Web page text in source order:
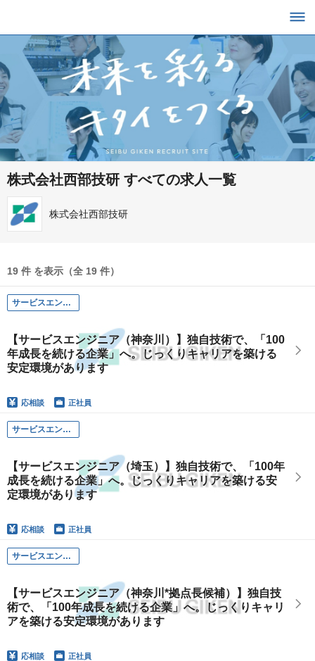
株式会社西部技研 すべての求人一覧
株式会社西部技研
19 件 を表示（全 19 件）
サービスエンジニア（神奈川）
【サービスエンジニア（神奈川）】独自技術で、「100
年成長を続ける企業」へ。じっくりキャリアを築ける
安定環境があります
応相談 正社員
サービスエンジニア（埼玉）
【サービスエンジニア（埼玉）】独自技術で、「100年
成長を続ける企業」へ。じっくりキャリアを築ける安
定環境があります
応相談 正社員
サービスエンジニア（神奈川*拠点長候補）
【サービスエンジニア（神奈川*拠点長候補）】独自技
術で、「100年成長を続ける企業」へ。じっくりキャリ
アを築ける安定環境があります
応相談 正社員